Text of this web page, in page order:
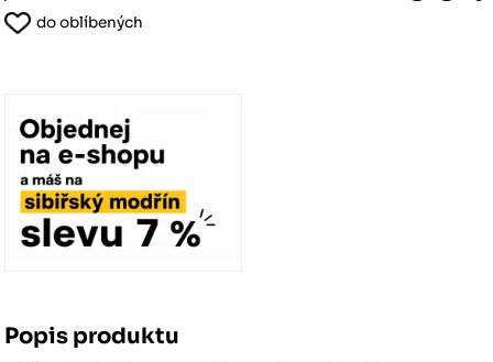
do oblíbených
Popis produktu